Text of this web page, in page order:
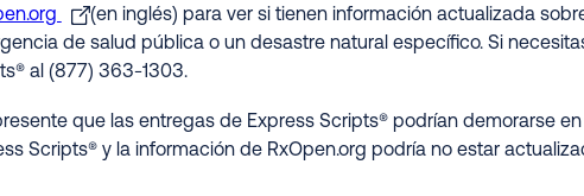
(en inglés) para ver si tienen información actualizada
de salud pública o un desastre natural específico. Si
al (877) 363-1303.
que las entregas de Express Scripts® podrían demorarse
Scripts® y la información de RxOpen.org podría no estar